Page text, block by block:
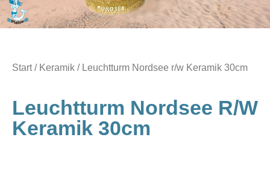
Start/ Keramik / Leuchtturm Nordsee r/w Keramik 30cm
Leuchtturm Nordsee R/w
Keramik 30cm